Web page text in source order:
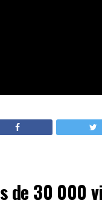
de 30 000